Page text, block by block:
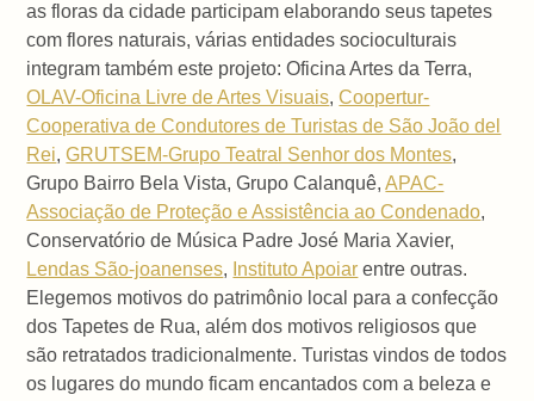
as floras da cidade participam elaborando seus tapetes
com flores naturais, várias entidades socioculturais
integram também este projeto: Oficina Artes da Terra,
OLAV-Oficina Livre de Artes Visuais,Coopertur-
Cooperativa de Condutores de Turistas de São João del
Rei,GRUTSEM-Grupo Teatral Senhor dos Montes,
Grupo Bairro Bela Vista, Grupo Calanquê,APAC-
Associação de Proteção e Assistência ao Condenado,
Conservatório de Música Padre José Maria Xavier,
Lendas São-joanenses, Instituto Apoiar entre outras.
Elegemos motivos do patrimônio local para a confecção
dos Tapetes de Rua, além dos motivos religiosos que
são retratados tradicionalmente. Turistas vindos de todos
os lugares do mundo ficam encantados com a beleza e